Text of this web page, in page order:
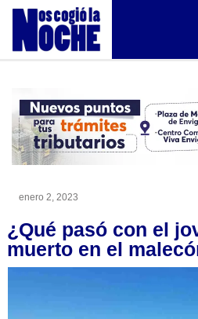
enero 2, 2023
¿Qué pasó con el
muerto en el